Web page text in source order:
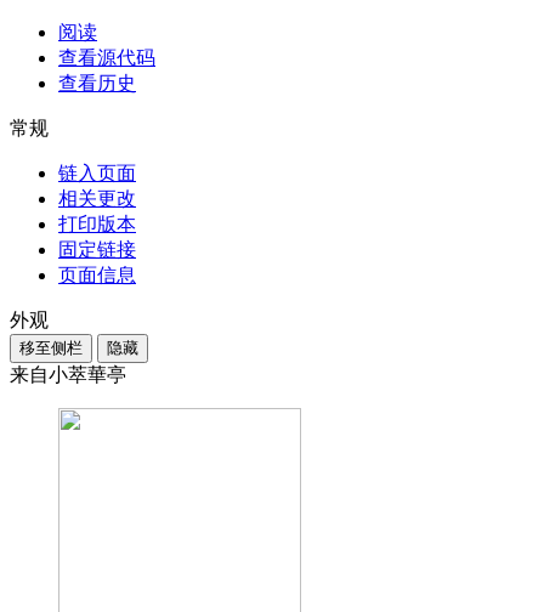
阅读
查看源代码
查看历史
常规
链入页面
相关更改
打印版本
固定链接
页面信息
外观
移至侧栏 隐藏
来自小萃華亭